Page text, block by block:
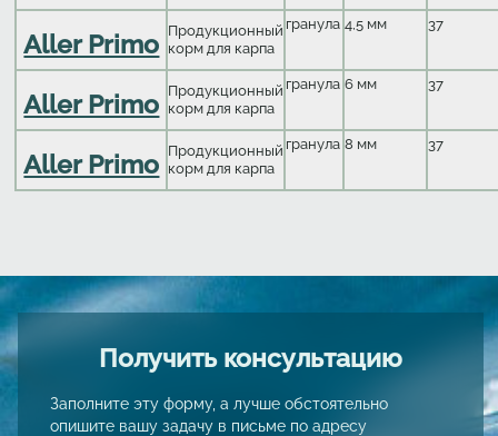
Aller Primo Продукционный
корм для карпа
гранула 4,5 мм 37
Aller Primo Продукционный
корм для карпа
гранула 6 мм 37
Aller Primo Продукционный
корм для карпа
гранула 8 мм 37
Получить консультацию
Заполните эту форму, а лучше обстоятельно
опишите вашу задачу в письме по адресу